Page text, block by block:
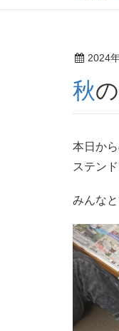
2024
本日か
ステン
みんな